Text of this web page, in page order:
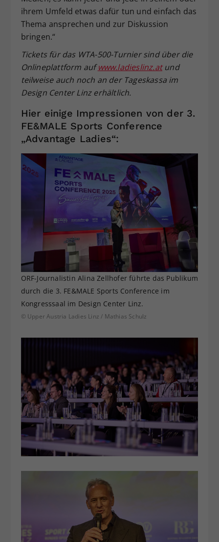
ihrem Umfeld etwas dafür tun und einfach das
Thema ansprechen und zur Diskussion
bringen.“
Tickets für das WTA-500-Turniersindüber die
Onlineplattform auf www.ladieslinz.atund
teilweise auch noch an der Tageskassaim
Design Center Linz erhältlich.
Hier einige Impressionen von der 3.
FE&MALE Sports Conference
„Advantage Ladies“:
ORF-Journalistin Alina Zellhofer führte das Publikum
durch die 3. FE&MALE Sports Conference im
Kongresssaal im Design Center Linz.
© Upper Austria Ladies Linz / Mathias Schulz